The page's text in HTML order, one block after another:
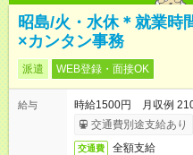
昭島/火・水休＊就業時
×カンタン事務
派遣 WEB登録・面接OK
給与
時給1500円 月収例
交通費別途支給あり
交通費 全額支給